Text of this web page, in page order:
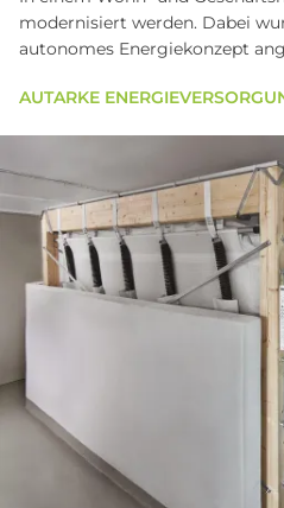
modernisiert werden. Dabei
autonomes Energiekonzept
AUTARKE